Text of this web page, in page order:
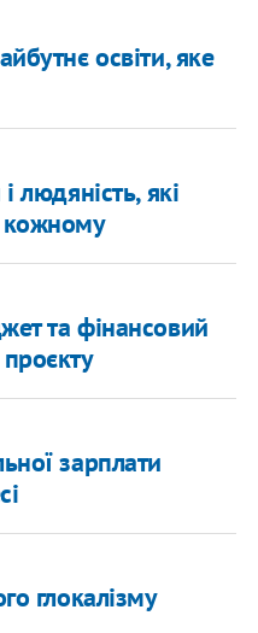
освіти, яке
людяність, які
кожному
та фінансовий
зарплати
глокалізму